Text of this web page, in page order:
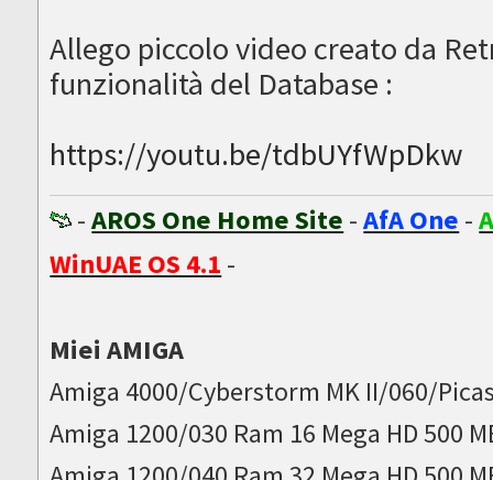
Allego piccolo video creato da
funzionalità del Database :
https://youtu.be/tdbUYfWpDkw
-AROS One Home Site -AfA One -
WinUAE OS 4.1 -
Miei AMIGA
Amiga 4000/Cyberstorm MK II/060/
Amiga 1200/030 Ram 16 Mega HD 500